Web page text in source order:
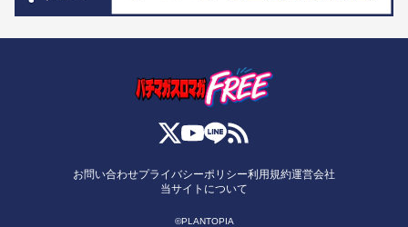
お問い合わせプライバシーポリシー利用規約運営会社
当サイトについて
©PLANTOPIA